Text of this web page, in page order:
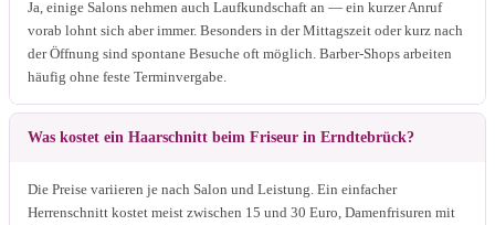
Ja, einige Salons nehmen auch Laufkundschaft an — ein kurzer Anruf
vorab lohnt sich aber immer. Besonders in der Mittagszeit oder kurz nach
der Öffnung sind spontane Besuche oft möglich. Barber-Shops arbeiten
häufig ohne feste Terminvergabe.
Was kostet ein Haarschnitt beim Friseur in Erndtebrück?
Die Preise variieren je nach Salon und Leistung. Ein einfacher
Herrenschnitt kostet meist zwischen 15 und 30 Euro, Damenfrisuren mit